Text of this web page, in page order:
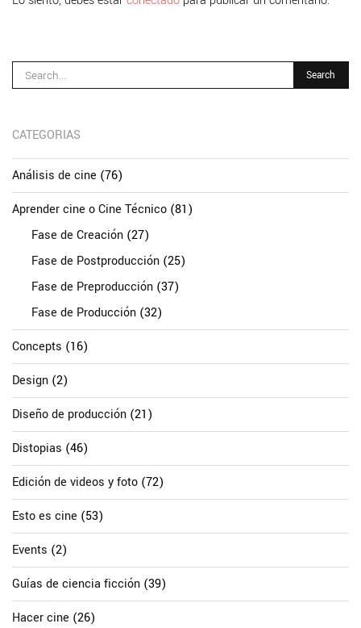
CATEGORIAS
Análisis de cine (76)
Aprender cine o Cine Técnico (81)
Fase de Creación (27)
Fase de Postproducción (25)
Fase de Preproducción (37)
Fase de Producción (32)
Concepts (16)
Design (2)
Diseño de producción (21)
Distopias (46)
Edición de videos y foto (72)
Esto es cine (53)
Events (2)
Guías de ciencia ficción (39)
Hacer cine (26)